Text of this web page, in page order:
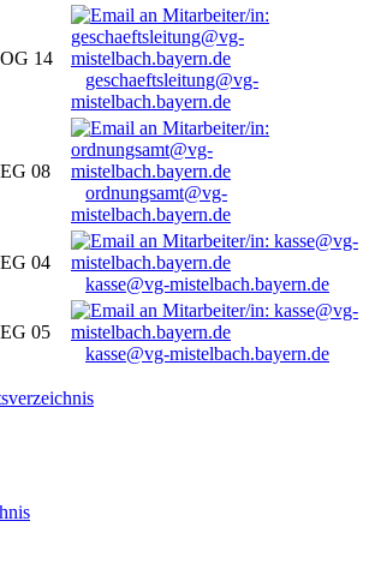
OG 14
geschaeftsleitung@vg-
mistelbach.bayern.de
EG 08
ordnungsamt@vg-
mistelbach.bayern.de
EG 04
kasse@vg-mistelbach.bayern.de
EG 05
kasse@vg-mistelbach.bayern.de